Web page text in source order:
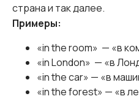
страна и так далее.
Примеры:
«in the room» — «в
«in London» — «в
«in the car» — «в
«in the forest» — «в